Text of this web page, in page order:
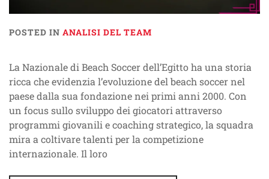
POSTED IN ANALISI DEL TEAM
La Nazionale di Beach Soccer dell’Egitto ha una storia
ricca che evidenzia l’evoluzione del beach soccer nel
paese dalla sua fondazione nei primi anni 2000. Con
un focus sullo sviluppo dei giocatori attraverso
programmi giovanili e coaching strategico, la squadra
mira a coltivare talenti per la competizione
internazionale. Il loro